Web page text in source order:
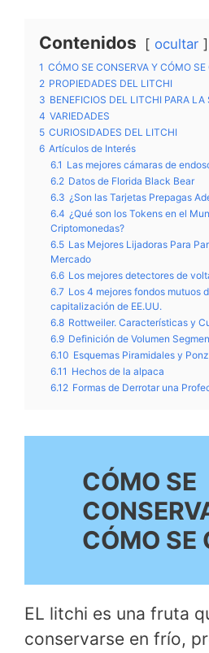
Contenidos ocultar
1 CÓMO SE CONSERVA Y CÓMO SE
2 PROPIEDADES DEL LITCHI
3 BENEFICIOS DEL LITCHI PARA LA
4 VARIEDADES
5 CURIOSIDADES DEL LITCHI
6 Artículos de Interés
6.1 Las mejores cámaras de
6.2 Datos de Florida Black Bear
6.3 ¿Son las Tarjetas Prepagas
6.4 ¿Qué son los Tokens en el
Criptomonedas?
6.5 Las Mejores Lijadoras Para
Mercado
6.6 Los mejores detectores de
6.7 Los 4 mejores fondos mutuos
capitalización de EE.UU.
6.8 Rottweiler. Características y
6.9 Definición de Volumen
6.10 Esquemas Piramidales y
6.11 Hechos de la alpaca
6.12 Formas de Derrotar una
CÓMO SE
CÓMO SE
EL litchi es una fruta
conservarse en frío,